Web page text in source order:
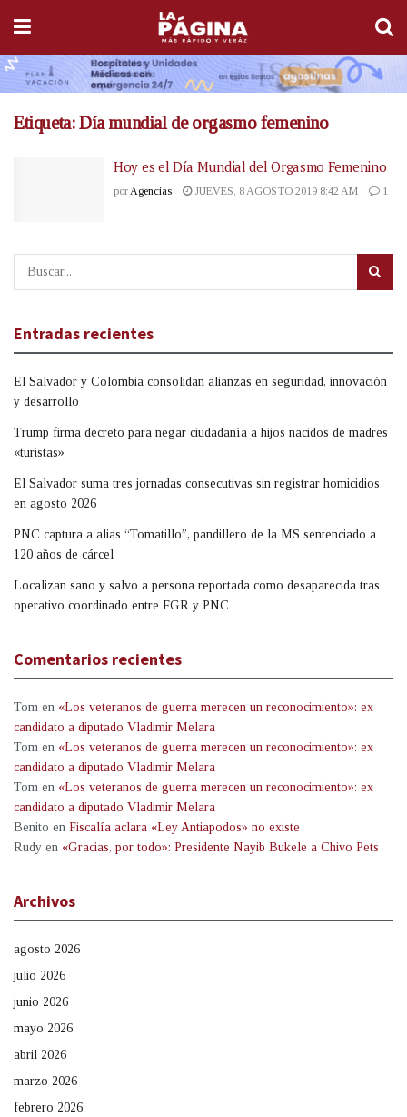
Etiqueta:Día mundial de orgasmo femenino
Hoy es el Día Mundial del Orgasmo Femenino
por Agencias JUEVES, 8 AGOSTO 2019 8:42 AM 1
Entradas recientes
El Salvador y Colombia consolidan alianzas en seguridad, innovación
y desarrollo
Trump firma decreto para negar ciudadanía a hijos nacidos de madres
«turistas»
El Salvador suma tres jornadas consecutivas sin registrar homicidios
en agosto 2026
PNC captura a alias “Tomatillo”, pandillero de la MS sentenciado a
120 años de cárcel
Localizan sano y salvo a persona reportada como desaparecida tras
operativo coordinado entre FGR y PNC
Comentarios recientes
Tom en «Los veteranos de guerra merecen un reconocimiento»: ex
candidato a diputado Vladimir Melara
Tom en «Los veteranos de guerra merecen un reconocimiento»: ex
candidato a diputado Vladimir Melara
Tom en «Los veteranos de guerra merecen un reconocimiento»: ex
candidato a diputado Vladimir Melara
Benito en Fiscalía aclara «Ley Antiapodos» no existe
Rudy en «Gracias, por todo»: Presidente Nayib Bukele a Chivo Pets
Archivos
agosto 2026
julio 2026
junio 2026
mayo 2026
abril 2026
marzo 2026
febrero 2026